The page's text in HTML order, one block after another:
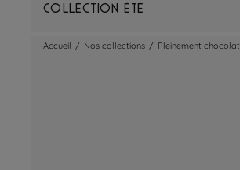
Collection Été
Accueil / Nos collections / Pleinement chocolat